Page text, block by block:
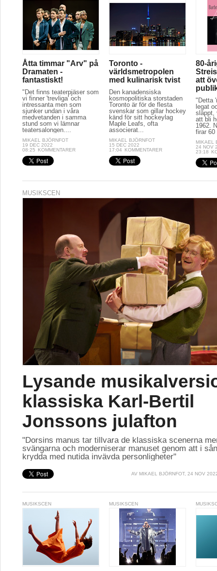
Åtta timmar "Arv" på
Dramaten -
fantastiskt!
"Det finns teaterpjäser som
vi finner 'trevliga' och
intressanta men som
sjunker undan i våra
medvetanden i samma
stund som vi lämnar
teatersalongen....
MIKAEL BJÖRNFOT
19 DEC 2022
08:25
KOMMENTARER
Toronto -
världsmetropolen
med kulinarisk tvist
Den kanadensiska
kosmopolitiska storstaden
Toronto är för de flesta
svenskar som gillar hockey
känd för sitt hockeylag
Maple Leafs, ofta
associerat...
MIKAEL BJÖRNFOT
15 DEC 2022
17:04
KOMMENTARER
80-
att
"Detta
legat
släppt,
att bli
1962.
firar 60
MIKAEL
24 NOV
23:18
MUSIKSCEN
Lysande
klassiska Karl-Bertil
Jonssons julafton
"Dorsins manus tar tillvara de klassiska scenerna
svängarna och moderniserar manuset genom att i
krydda med nutida invävda personligheter"
AV MIKAEL BJÖRNFOT, 24 NOV
MUSIKSCEN MUSIKSCEN